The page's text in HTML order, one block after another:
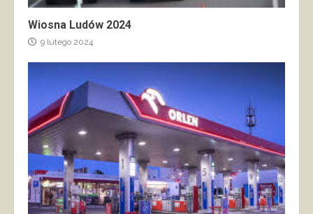
Wiosna Ludów 2024
9 lutego 2024